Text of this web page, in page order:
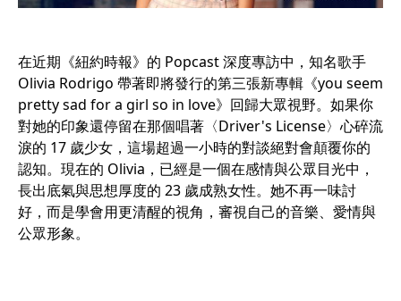
在近期《紐約時報》的 Popcast 深度專訪中，知名歌手
Olivia Rodrigo 帶著即將發行的第三張新專輯《you seem
pretty sad for a girl so in love》回歸大眾視野。如果你
對她的印象還停留在那個唱著〈Driver's License〉心碎流
淚的 17 歲少女，這場超過一小時的對談絕對會顛覆你的
認知。現在的 Olivia，已經是一個在感情與公眾目光中，
長出底氣與思想厚度的 23 歲成熟女性。她不再一味討
好，而是學會用更清醒的視角，審視自己的音樂、愛情與
公眾形象。